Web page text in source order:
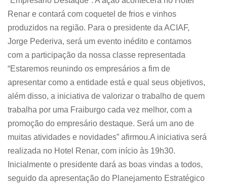
Renar e contará com coquetel de frios e vinhos
produzidos na região. Para o presidente da ACIAF,
Jorge Pederiva, será um evento inédito e contamos
com a participação da nossa classe representada
“Estaremos reunindo os empresários a fim de
apresentar como a entidade está e qual seus objetivos,
além disso, a iniciativa de valorizar o trabalho de quem
trabalha por uma Fraiburgo cada vez melhor, com a
promoção do empresário destaque. Será um ano de
muitas atividades e novidades” afirmou.A iniciativa será
realizada no Hotel Renar, com início às 19h30.
Inicialmente o presidente dará as boas vindas a todos,
seguido da apresentação do Planejamento Estratégico